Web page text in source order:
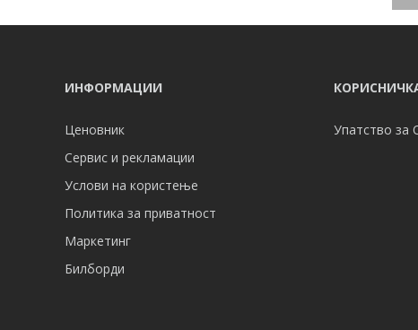
ИНФОРМАЦИИ
Ценовник
Сервис и рекламации
Услови на користење
Политика за приватност
Маркетинг
Билборди
Упатство за